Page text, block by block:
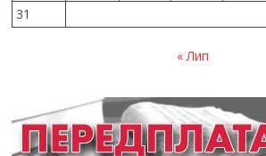
31
« Лип